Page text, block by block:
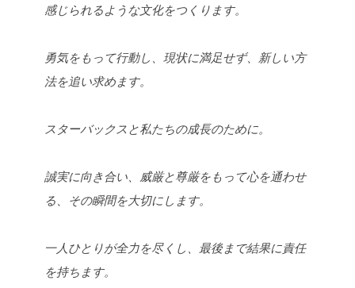
感じられるような文化をつくります。
勇気をもって行動し、現状に満足せず、新しい方
法を追い求めます。
スターバックスと私たちの成長のために。
誠実に向き合い、威厳と尊厳をもって心を通わせ
る、その瞬間を大切にします。
一人ひとりが全力を尽くし、最後まで結果に責任
を持ちます。